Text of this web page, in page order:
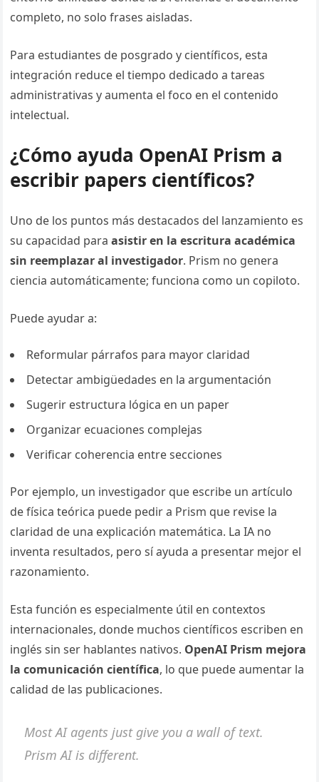
completo, no solo frases aisladas.
Para estudiantes de posgrado y científicos, esta
integración reduce el tiempo dedicado a tareas
administrativas y aumenta el foco en el contenido
intelectual.
¿Cómo ayuda OpenAI Prism a
escribir papers científicos?
Uno de los puntos más destacados del lanzamiento es
su capacidad paraasistir en la escritura académica
sin reemplazar al investigador. Prism no genera
ciencia automáticamente; funciona como un copiloto.
Puede ayudar a:
Reformular párrafos para mayor claridad
Detectar ambigüedades en la argumentación
Sugerir estructura lógica en un paper
Organizar ecuaciones complejas
Verificar coherencia entre secciones
Por ejemplo, un investigador que escribe un artículo
de física teórica puede pedir a Prism que revise la
claridad de una explicación matemática. La IA no
inventa resultados, pero sí ayuda a presentar mejor el
razonamiento.
Esta función es especialmente útil en contextos
internacionales, donde muchos científicos escriben en
inglés sin ser hablantes nativos. OpenAI Prism mejora
la comunicación científica, lo que puede aumentar la
calidad de las publicaciones.
Most AI agents just give you a wall of text.
Prism AI is different.